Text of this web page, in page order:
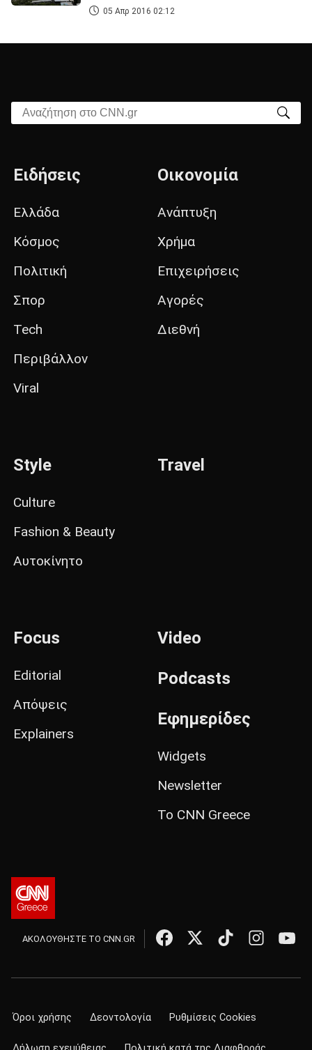
05 Απρ 2016 02:12
Αναζήτηση στο CNN.gr
Ειδήσεις
Ελλάδα
Κόσμος
Πολιτική
Σπορ
Tech
Περιβάλλον
Viral
Οικονομία
Ανάπτυξη
Χρήμα
Επιχειρήσεις
Αγορές
Διεθνή
Style
Culture
Fashion & Beauty
Αυτοκίνητο
Travel
Focus
Editorial
Απόψεις
Explainers
Video
Podcasts
Εφημερίδες
Widgets
Newsletter
Το CNN Greece
ΑΚΟΛΟΥΘΗΣΤΕ ΤΟ CNN.GR
Όροι χρήσης Δεοντολογία Ρυθμίσεις Cookies